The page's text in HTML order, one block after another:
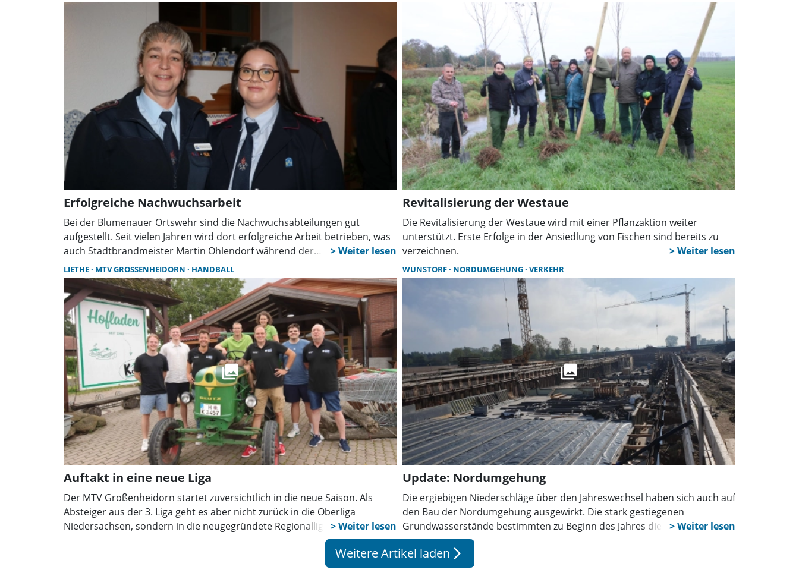
Erfolgreiche Nachwuchsarbeit
Bei der Blumenauer Ortswehr sind die Nachwuchsabteilungen gut
aufgestellt. Seit vielen Jahren wird dort erfolgreiche Arbeit betrieben, was
auch Stadtbrandmeister Martin Ohlendorf während der
Dienstversammlung im Hofcafé Wegener lobend zum Ausdruck brachte.
Revitalisierung der Westaue
Die Revitalisierung der Westaue wird mit einer Pflanzaktion weiter
unterstützt. Erste Erfolge in der Ansiedlung von Fischen sind bereits zu
verzeichnen.
LIETHE MTV GROSSENHEIDORN HANDBALL
Auftakt in eine neue Liga
Der MTV Großenheidorn startet zuversichtlich in die neue Saison. Als
Absteiger aus der 3. Liga geht es aber nicht zurück in die Oberliga
Niedersachsen, sondern in die neugegründete Regionalliga, die
Mannschaften aus den beiden früheren niedersächsischen Oberligen
(Nordsee und Niedersachsen) vereint. 14 Teams sind es. Zum Auftakt geht
WUNSTORF NORDUMGEHUNG VERKEHR
Update: Nordumgehung
Die ergiebigen Niederschläge über den Jahreswechsel haben sich auch auf
den Bau der Nordumgehung ausgewirkt. Die stark gestiegenen
Grundwasserstände bestimmten zu Beginn des Jahres die Arbeiten rund
um das Trogbauwerk unter der Bahnlinie. Ein Update.
Weitere Artikel laden arrow_forward_ios